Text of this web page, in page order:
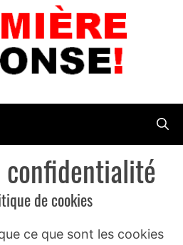
de cookies
ce que sont les cookies